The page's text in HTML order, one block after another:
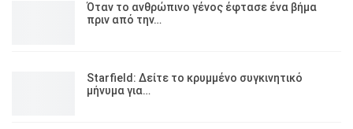
Όταν το ανθρώπινο γένος έφτασε ένα βήμα
πριν από την…
Starfield: Δείτε το κρυμμένο συγκινητικό
μήνυμα για…